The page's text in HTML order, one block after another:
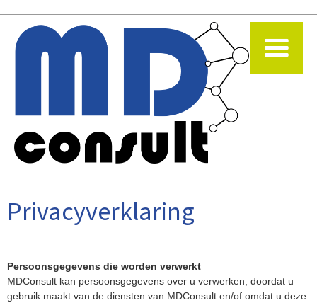
Privacyverklaring
Persoonsgegevens die worden verwerkt
MDConsult kan persoonsgegevens over u verwerken, doordat u
gebruik maakt van de diensten van MDConsult en/of omdat u deze